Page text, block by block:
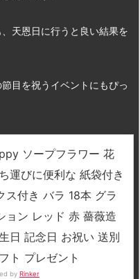
天恩日に行うと良い結果を
目を祝うイベントにもぴっ
ソープフラワー 花
運びに便利な 紙袋付き
ス付き バラ 18本 グラ
ョン レッド 赤 薔薇造
日 記念日 お祝い 送別
ト プレゼント
by Rinker